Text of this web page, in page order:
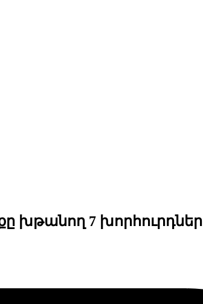
խթանող 7 խորհուրդներ